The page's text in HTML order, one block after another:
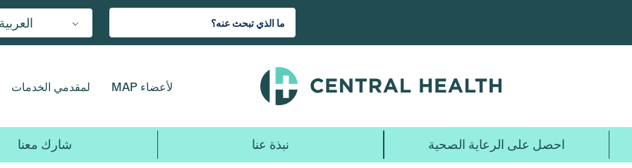
المحتوى
العربية
لأعضاء MAP لمقدمي الخدمات
احصل على الرعاية الصحية نبذة عنا شارك معنا